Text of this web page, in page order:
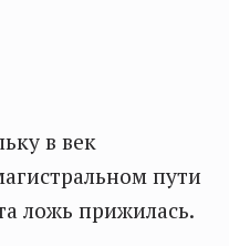
в век
пути
ложь прижилась.